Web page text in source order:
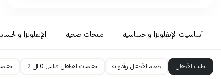
أساسيات الإنفلونزا والحساسية منتجات صحية الإنفلونزا
حليب الأطفال طعام الأطفال وأدواته حفاضات الاطفال قياس 0 الى 2